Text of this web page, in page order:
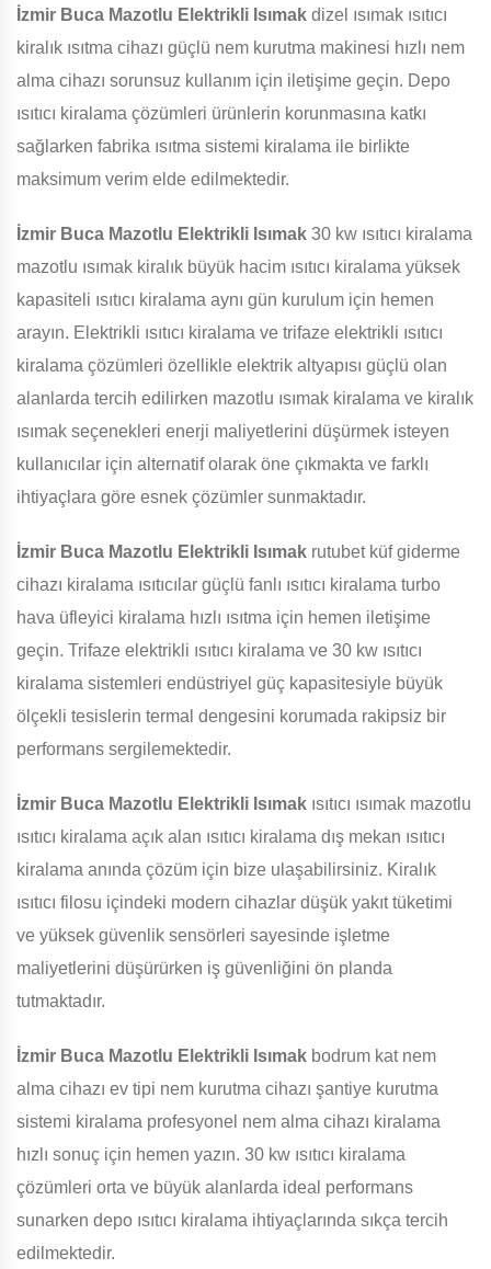
İzmir Buca Mazotlu Elektrikli Isımak dizel ısımak ısıtıcı
kiralık ısıtma cihazı güçlü nem kurutma makinesi hızlı nem
alma cihazı sorunsuz kullanım için iletişime geçin. Depo
ısıtıcı kiralama çözümleri ürünlerin korunmasına katkı
sağlarken fabrika ısıtma sistemi kiralama ile birlikte
maksimum verim elde edilmektedir.
İzmir Buca Mazotlu Elektrikli Isımak 30 kw ısıtıcı kiralama
mazotlu ısımak kiralık büyük hacim ısıtıcı kiralama yüksek
kapasiteli ısıtıcı kiralama aynı gün kurulum için hemen
arayın. Elektrikli ısıtıcı kiralama ve trifaze elektrikli ısıtıcı
kiralama çözümleri özellikle elektrik altyapısı güçlü olan
alanlarda tercih edilirken mazotlu ısımak kiralama ve kiralık
ısımak seçenekleri enerji maliyetlerini düşürmek isteyen
kullanıcılar için alternatif olarak öne çıkmakta ve farklı
ihtiyaçlara göre esnek çözümler sunmaktadır.
İzmir Buca Mazotlu Elektrikli Isımak rutubet küf giderme
cihazı kiralama ısıtıcılar güçlü fanlı ısıtıcı kiralama turbo
hava üfleyici kiralama hızlı ısıtma için hemen iletişime
geçin. Trifaze elektrikli ısıtıcı kiralama ve 30 kw ısıtıcı
kiralama sistemleri endüstriyel güç kapasitesiyle büyük
ölçekli tesislerin termal dengesini korumada rakipsiz bir
performans sergilemektedir.
İzmir Buca Mazotlu Elektrikli Isımak ısıtıcı ısımak mazotlu
ısıtıcı kiralama açık alan ısıtıcı kiralama dış mekan ısıtıcı
kiralama anında çözüm için bize ulaşabilirsiniz. Kiralık
ısıtıcı filosu içindeki modern cihazlar düşük yakıt tüketimi
ve yüksek güvenlik sensörleri sayesinde işletme
maliyetlerini düşürürken iş güvenliğini ön planda
tutmaktadır.
İzmir Buca Mazotlu Elektrikli Isımak bodrum kat nem
alma cihazı ev tipi nem kurutma cihazı şantiye kurutma
sistemi kiralama profesyonel nem alma cihazı kiralama
hızlı sonuç için hemen yazın. 30 kw ısıtıcı kiralama
çözümleri orta ve büyük alanlarda ideal performans
sunarken depo ısıtıcı kiralama ihtiyaçlarında sıkça tercih
edilmektedir.